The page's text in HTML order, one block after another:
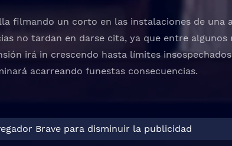
filmando un corto en las instalaciones de una
no tardan en darse cita, ya que entre algunos
irá in crescendo hasta límites
acarreando funestas consecuencias.
Brave para disminuir la publicidad